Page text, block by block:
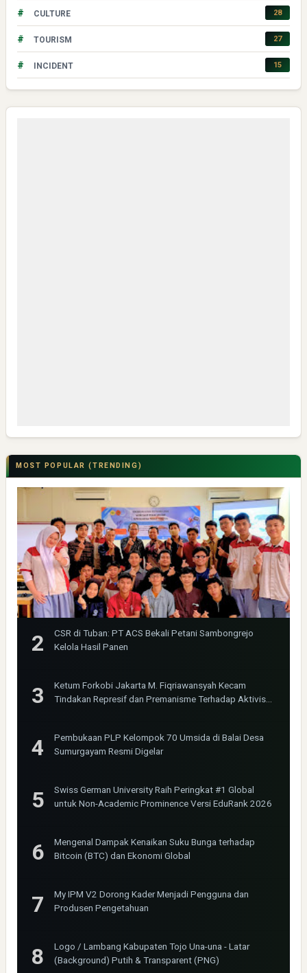
# CULTURE 28
# TOURISM 27
# INCIDENT 15
MOST POPULAR (TRENDING)
CSR di Tuban: PT ACS Bekali Petani Sambongrejo
Kelola Hasil Panen
Ketum Forkobi Jakarta M. Fiqriawansyah Kecam
Tindakan Represif dan Premanisme Terhadap Aktivis
Pembukaan PLP Kelompok 70 Umsida di Balai Desa
Sumurgayam Resmi Digelar
Swiss German University Raih Peringkat #1 Global
untuk Non-Academic Prominence Versi EduRank 2026
Mengenal Dampak Kenaikan Suku Bunga terhadap
Bitcoin (BTC) dan Ekonomi Global
My IPM V2 Dorong Kader Menjadi Pengguna dan
Produsen Pengetahuan
Logo / Lambang Kabupaten Tojo Una-una - Latar
(Background) Putih & Transparent (PNG)